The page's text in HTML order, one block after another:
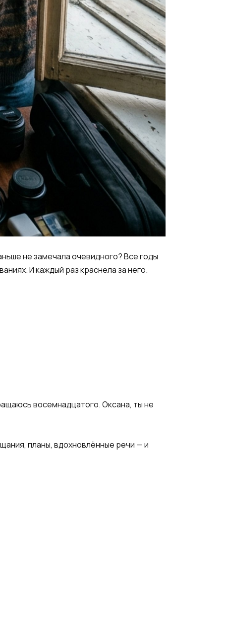
не замечала очевидного? Все годы
И каждый раз краснела за него.
восемнадцатого. Оксана, ты не
планы, вдохновлённые речи — и